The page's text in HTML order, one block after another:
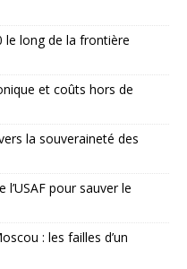
le long de la frontière
et coûts hors de
la souveraineté des
l’USAF pour sauver le
: les failles d’un